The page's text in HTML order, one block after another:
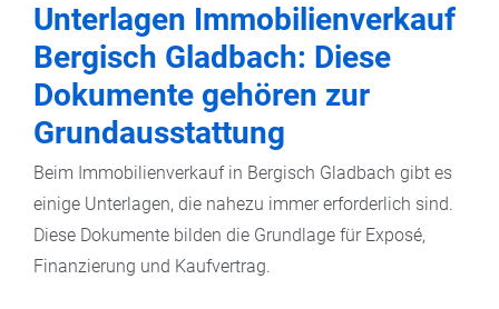
Unterlagen Immobilienverkauf
Bergisch Gladbach: Diese
Dokumente gehören zur
Grundausstattung
Beim Immobilienverkauf in Bergisch Gladbach gibt es
einige Unterlagen, die nahezu immer erforderlich sind.
Diese Dokumente bilden die Grundlage für Exposé,
Finanzierung und Kaufvertrag.